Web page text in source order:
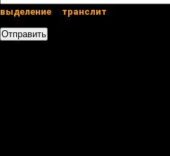
выделение транслит